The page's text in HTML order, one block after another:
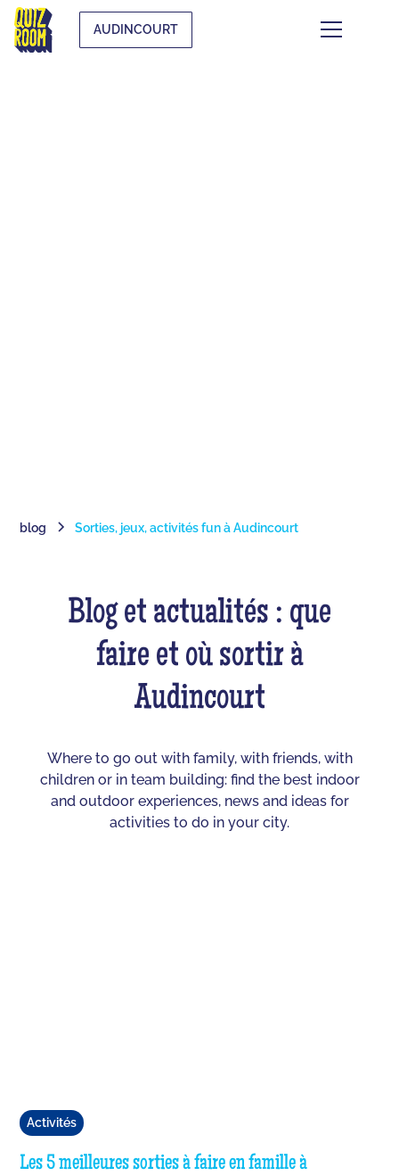
AUDINCOURT
blog Sorties, jeux, activités fun à Audincourt
Blog et actualités : que
faire et où sortir à
Audincourt
Where to go out with family, with friends, with
children or in team building: find the best indoor
and outdoor experiences, news and ideas for
activities to do in your city.
Activités
Les 5 meilleures sorties à faire en famille à